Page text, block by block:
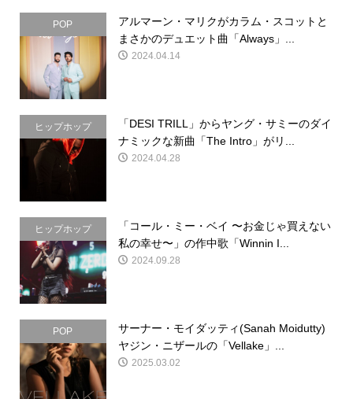
POP
アルマーン・マリクがカラム・スコットと
まさかのデュエット曲「Always」...
2024.04.14
ヒップホップ
「DESI TRILL」からヤング・サミーのダイ
ナミックな新曲「The Intro」がリ...
2024.04.28
ヒップホップ
「コール・ミー・ベイ 〜お金じゃ買えない
私の幸せ〜」の作中歌「Winnin I...
2024.09.28
POP
サーナー・モイダッティ(Sanah Moidutty)
ヤジン・ニザールの「Vellake」...
2025.03.02